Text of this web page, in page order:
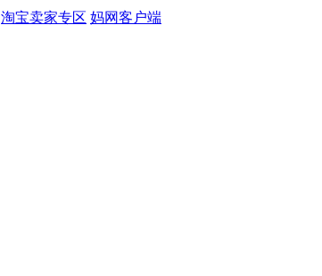
淘宝卖家专区 妈网客户端